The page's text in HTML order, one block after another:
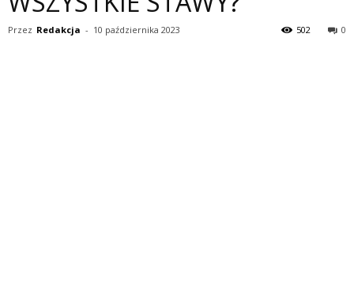
Przez Redakcja - 10 października 2023 0
502